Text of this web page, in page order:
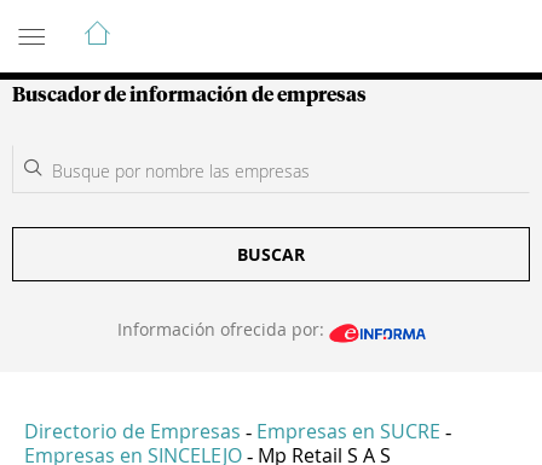
Guía de Empresas Colombianas
Buscador de información de empresas
BUSCAR
Información ofrecida por:
Directorio de Empresas - Empresas en SUCRE -
Empresas en SINCELEJO - Mp Retail S A S